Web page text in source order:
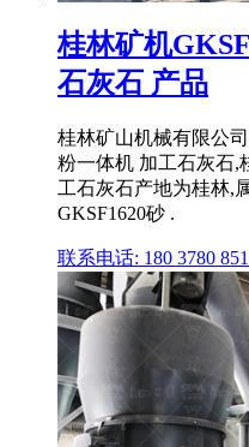
桂林矿机
石灰石 产品
桂林矿山机械有限公
粉一体机 加工石灰石,
工石灰石产地为桂林,
GKSF1620砂 .
联系电话: 180 3780